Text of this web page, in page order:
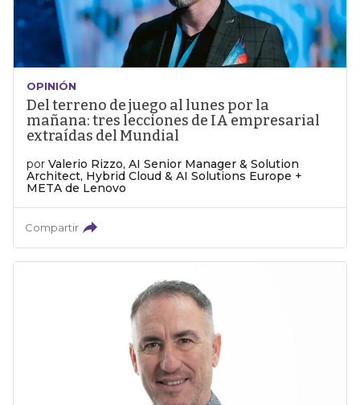
OPINIÓN
Del terreno de juego al lunes por la
mañana: tres lecciones de IA empresarial
extraídas del Mundial
por Valerio Rizzo, AI Senior Manager & Solution
Architect, Hybrid Cloud & AI Solutions Europe +
META de Lenovo
Compartir